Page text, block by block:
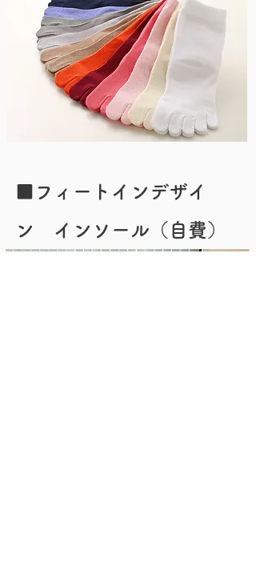
​■フィートインデザイ
ン インソール（自費）